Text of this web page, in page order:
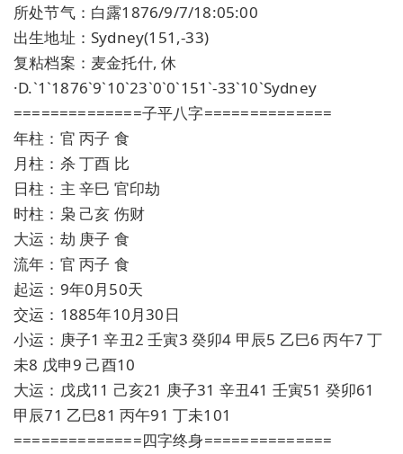
所处节气：白露1876/9/7/18:05:00
出生地址：Sydney(151,-33)
复粘档案：麦金托什, 休
·D.`1`1876`9`10`23`0`0`151`-33`10`Sydney
==============子平八字==============
年柱：官 丙子 食
月柱：杀 丁酉 比
日柱：主 辛巳 官印劫
时柱：枭 己亥 伤财
大运：劫 庚子 食
流年：官 丙子 食
起运：9年0月50天
交运：1885年10月30日
小运：庚子1 辛丑2 壬寅3 癸卯4 甲辰5 乙巳6 丙午7 丁
未8 戊申9 己酉10
大运：戊戌11 己亥21 庚子31 辛丑41 壬寅51 癸卯61
甲辰71 乙巳81 丙午91 丁未101
==============四字终身==============